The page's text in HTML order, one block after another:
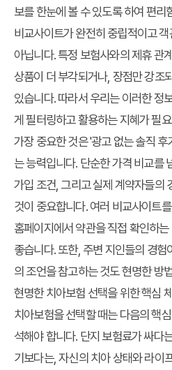
보를 한눈에 볼 수 있도록 하여 편리
비교사이트가 완전히 중립적이고
아닙니다. 특정 보험사와의 제휴 관
상품이 더 부각되거나, 장점만 강조
있습니다. 따라서 우리는 이러한 정
게 필터링하고 활용하는 지혜가 필
가장 중요한 것은 '광고 없는 솔직
는 능력입니다. 단순한 가격 비교를
가입 조건, 그리고 실제 계약자들의
것이 중요합니다. 여러 비교사이트
홈페이지에서 약관을 직접 확인하
좋습니다. 또한, 주변 지인들의 경
의 조언을 참고하는 것도 현명한 방
현명한 치아보험 선택을 위한 핵심
치아보험을 선택할 때는 다음의 핵
석해야 합니다. 단지 보험료가 싸다
기보다는, 자신의 치아 상태와 라이